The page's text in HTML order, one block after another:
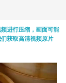
进行压缩，画面可能
获取高清视频原片